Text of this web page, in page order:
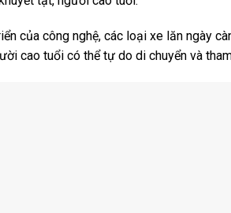
của công nghệ, các loại xe lăn ngày
cao tuổi có thể tự do di chuyển và